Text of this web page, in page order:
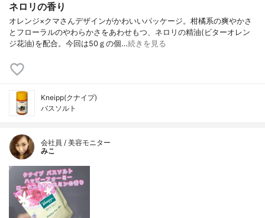
ネロリの香り
オレンジ×クマさんデザインがかわいいパッケージ。柑橘系の爽やかさ
とフローラルのやわらかさをあわせもつ、ネロリの精油(ビターオレン
ジ花油)を配合。今回は50ｇの個…続きを見る
Kneipp(クナイプ)
バスソルト
会社員 / 美容モニター
みこ